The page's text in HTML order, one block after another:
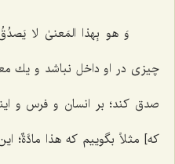
وَ هو بِهذا المَعنىٰ لا
چیزى در او داخل نباشد و یك
صدق كند؛ بر انسان و فرس و
که] مثلاً بگوییم که هذا مادَّةٌ؛